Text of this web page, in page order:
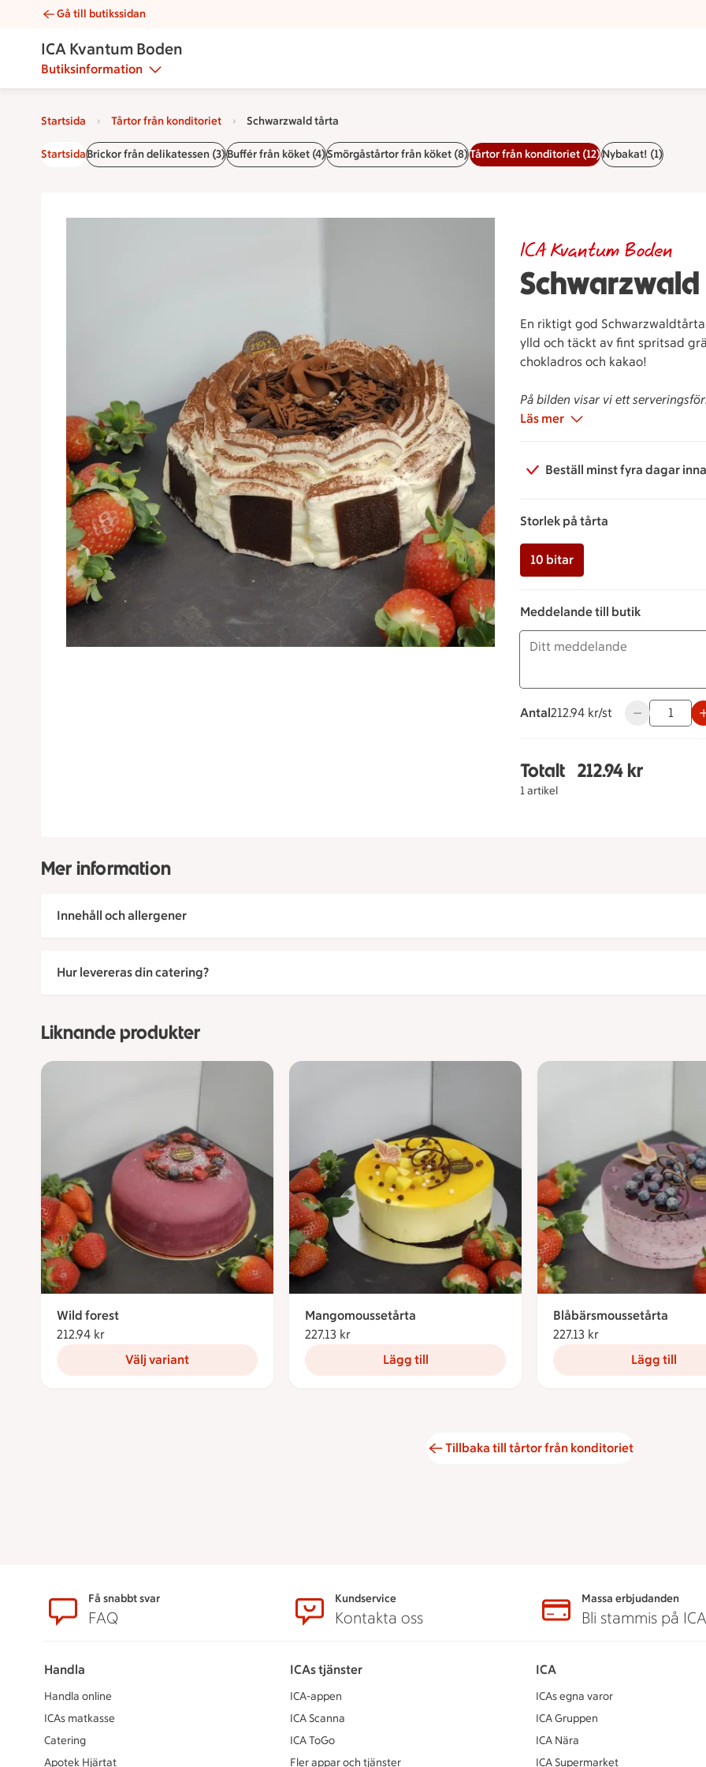
Schwarzwald tårta | Catering ICA Kvantum Boden
Gå till butikssidan
ICA Kvantum Boden
Butiksinformation
Startsida Tårtor från konditoriet Schwarzwald tårta
StartsidaBrickor från delikatessen (3)Buffér från köket (4)Smörgåstårtor från köket (8)Tårtor från konditoriet (12)Nybakat! (1)
ICA Kvantum Boden
En riktigt god
ylld och täckt av fint spritsad
chokladros och kakao!
På bilden visar vi ett
Läs mer
Beställ minst fyra dagar
Storlek på tårta
10 bitar
Meddelande till butik
Antal
212.94 kronor styck
212.94 kr/st Använd
Totalt
1 artikel
Totalt 1 stycken
212.94 kr
Mer information
Innehåll och allergener
Hur levereras din catering?
Liknande produkter
Wild forest
212.94 kr
Välj variant
Mangomoussetårta
227.13 kr
Lägg till
Blåbärsmoussetårta
227.13 kr
Lägg till
Tillbaka till tårtor från konditoriet
SidfotFå snabbt svar
FAQ
Kundservice
Kontakta oss
Massa erbjudanden
Bli stammis på ICA
Handla
Handla online
ICAs matkasse
Catering
Apotek Hjärtat
ICAs tjänster
ICA-appen
ICA Scanna
ICA ToGo
Fler appar och tjänster
ICA
ICAs egna varor
ICA Gruppen
ICA Nära
ICA Supermarket